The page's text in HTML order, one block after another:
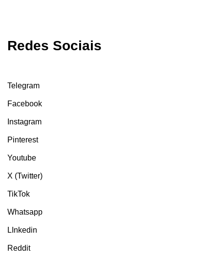
Redes Sociais
Telegram
Facebook
Instagram
Pinterest
Youtube
X (Twitter)
TikTok
Whatsapp
LInkedin
Reddit